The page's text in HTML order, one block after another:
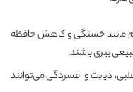
مانند خستگی و کاهش حافظه
پیری باشند.
دیابت و افسردگی می‌توانند